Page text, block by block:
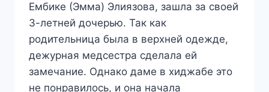
Ембике (Эмма) Элиязова, зашла за своей
3-летней дочерью. Так как
родительница была в верхней одежде,
дежурная медсестра сделала ей
замечание. Однако даме в хиджабе это
не понравилось, и она начала